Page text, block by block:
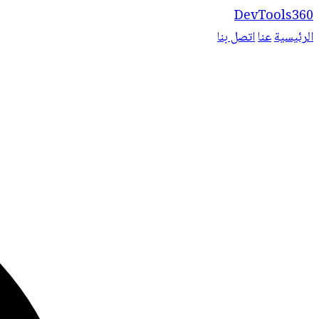
DevTools360
الرئيسيةعنااتصل بنا